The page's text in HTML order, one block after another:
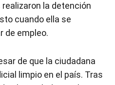
la detención
cuando ella se
de empleo.
de que la ciudadana
limpio en el país. Tras